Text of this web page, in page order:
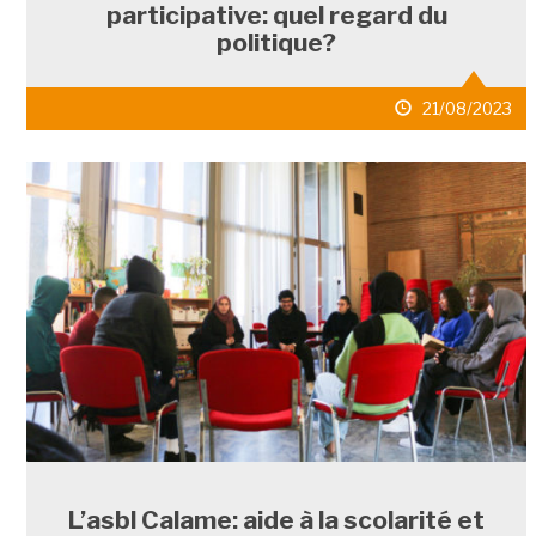
participative: quel regard du
politique?
date
de
21/08/2023
L’asbl Calame: aide à la scolarité et